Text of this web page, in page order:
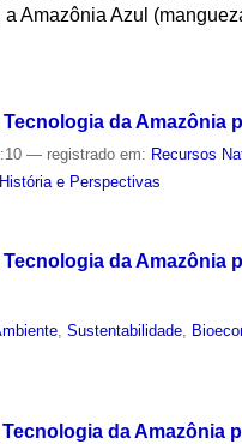
Amazônia Azul
da Amazônia
— registrado em: Recursos
e Perspectivas
da Amazônia
,Sustentabilidade
da Amazônia